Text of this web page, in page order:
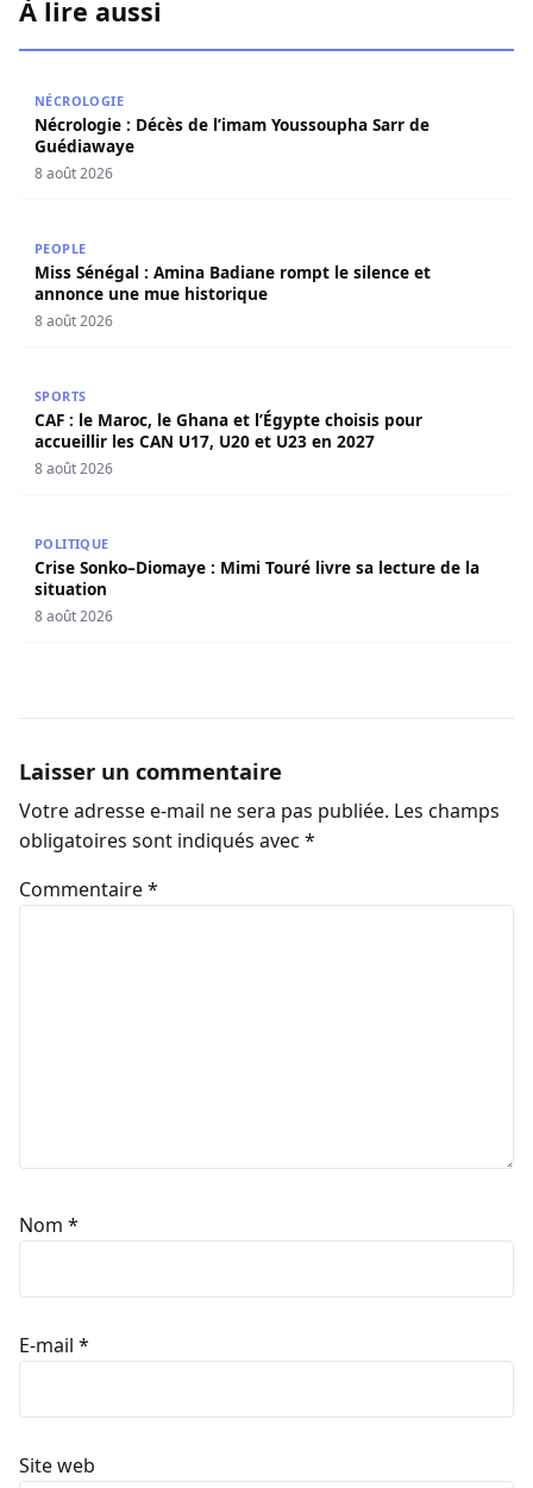
À lire aussi
NÉCROLOGIE
Nécrologie : Décès de l’imam Youssoupha Sarr de
Guédiawaye
8 août 2026
PEOPLE
Miss Sénégal : Amina Badiane rompt le silence et
annonce une mue historique
8 août 2026
SPORTS
CAF : le Maroc, le Ghana et l’Égypte choisis pour
accueillir les CAN U17, U20 et U23 en 2027
8 août 2026
POLITIQUE
Crise Sonko–Diomaye : Mimi Touré livre sa lecture de la
situation
8 août 2026
Laisser un commentaire
Votre adresse e-mail ne sera pas publiée. Les champs
obligatoires sont indiqués avec *
Commentaire*
Nom *
E-mail *
Site web